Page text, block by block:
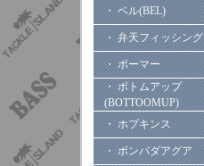
・ ベル(BEL)
・ 弁天フィッシング
・ ボーマー
・ ボトムアップ
(BOTTOOMUP)
・ ホプキンス
・ ボンバダアグア